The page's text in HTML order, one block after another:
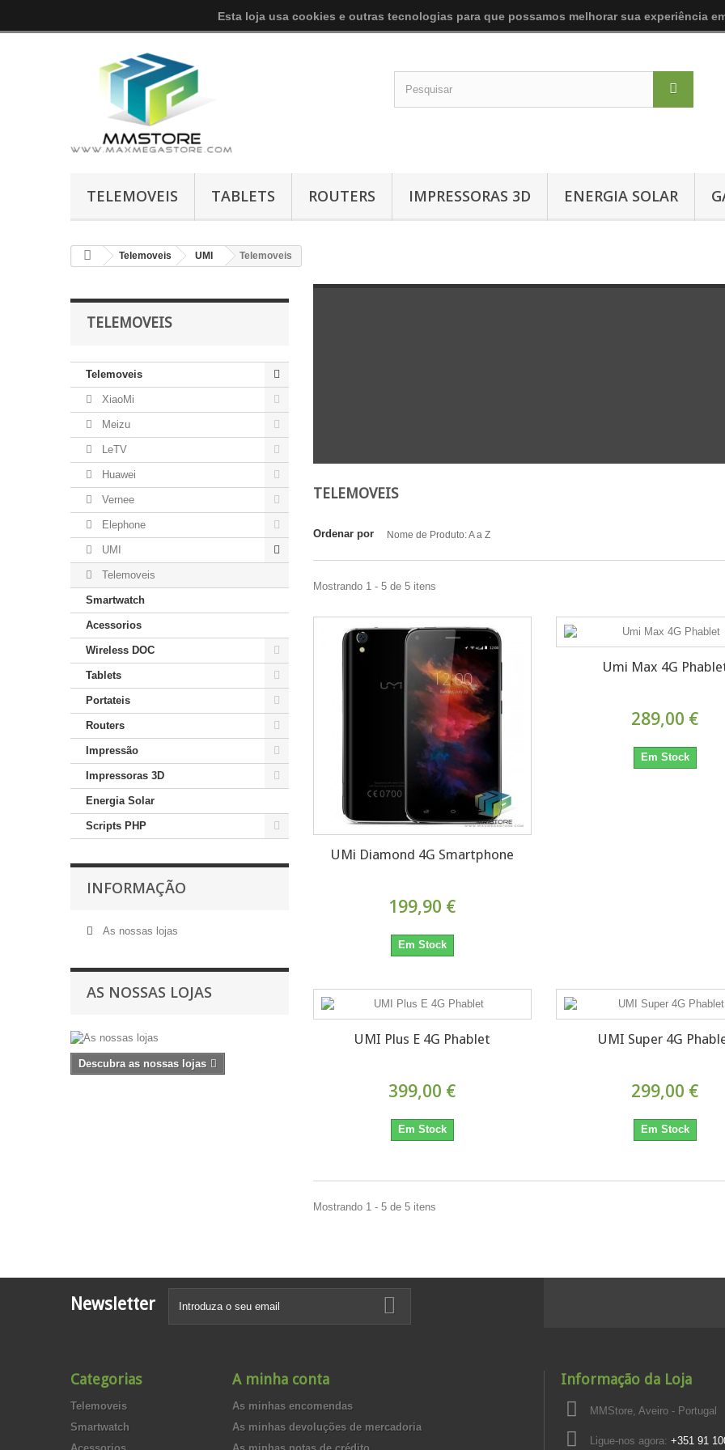
TELEMOVEIS TABLETS ROUTERS IMPRESSORAS 3D ENERGIA SOLAR
Telemoveis UMI Telemoveis
TELEMOVEIS
Telemoveis
XiaoMi
Meizu
LeTV
Huawei
Vernee
Elephone
UMI
Telemoveis
Smartwatch
Acessorios
Wireless DOC
Tablets
Portateis
Routers
Impressão
Impressoras 3D
Energia Solar
Scripts PHP
INFORMAÇÃO
As nossas lojas
AS NOSSAS LOJAS
Descubra as nossas lojas
TELEMOVEIS
Ordenar por Nome de Produto: A a Z
Mostrando 1 - 5 de 5 itens
UMi Diamond 4G Smartphone
199,90 €
Em Stock
Umi Max 4G
289,00 €
Em Stock
UMI Plus E 4G Phablet
399,00 €
Em Stock
UMI Super 4G
299,00 €
Em Stock
Mostrando 1 - 5 de 5 itens
Newsletter
Categorias
Telemoveis
Smartwatch
A minha conta
As minhas encomendas
As minhas devoluções de mercadoria
Informação da Loja
MMStore, Aveiro - Portugal
Ligue-nos agora: +351 91
Esta loja usa cookies e outras tecnologias para que possamos melhorar sua experiência